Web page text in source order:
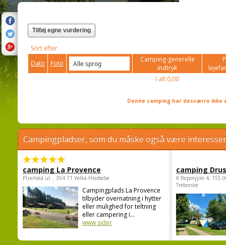
Tilføj egne vurdering
Sort efter
Dato
Foto
Camping-generelle
indtryk
I alt 0,00
Denne camping har desværre
Campingpladser, som du måske også være
camping La Provence
Plzeňská ul. , 354 71 Velká Hleďsebe
Campingplads La Provence
tilbyder overnatning i hytter
eller mulighed for teltning
eller campering i...
www sider
camping
K Reporyjim 4, 155
Trebonice